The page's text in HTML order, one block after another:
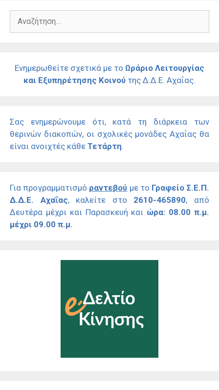
Αναζήτηση
Ενημερωθείτε σχετικά με το Ωράριο Λειτουργίας
και Εξυπηρέτησης Κοινού της Δ.Δ.Ε. Αχαΐας.
Σας ενημερώνουμε ότι, κατά τη διάρκεια των
θερινών διακοπών, οι σχολικές μονάδες Αχαΐας θα
είναι ανοιχτές κάθε Τετάρτη.
Για προγραμματισμό ραντεβού με το Γραφείο Σ.Ε.Π.
Δ.Δ.Ε. Αχαΐας, καλείτε στο 2610-465890, από
Δευτέρα μέχρι και Παρασκευή και ώρα: 08.00 π.μ.
μέχρι 09.00 π.μ.